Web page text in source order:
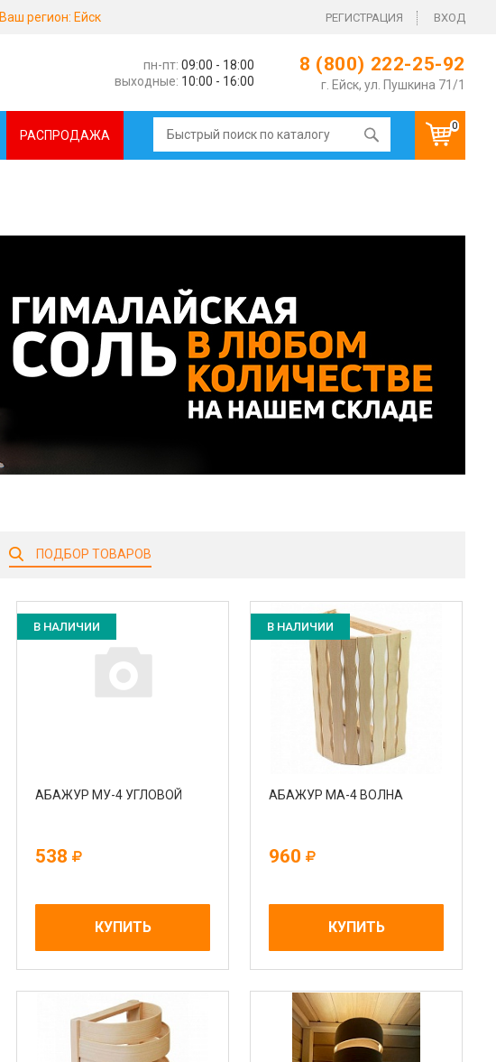
Ваш регион: Ейск РЕГИСТРАЦИЯ ВХОД
пн-пт: 09:00 - 18:00
выходные: 10:00 - 16:00
8 (800) 222-25-92
г. Ейск, ул. Пушкина 71/1
РАСПРОДАЖА
0
ПОДБОР ТОВАРОВ
В НАЛИЧИИ
АБАЖУР МУ-4 УГЛОВОЙ
538
КУПИТЬ
В НАЛИЧИИ
АБАЖУР МА-4 ВОЛНА
960
КУПИТЬ